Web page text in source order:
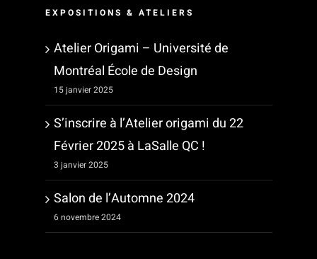
EXPOSITIONS & ATELIERS
Atelier Origami – Université de
Montréal École de Design
15 janvier 2025
S’inscrire à l’Atelier origami du 22
Février 2025 à LaSalle QC !
3 janvier 2025
Salon de l’Automne 2024
6 novembre 2024